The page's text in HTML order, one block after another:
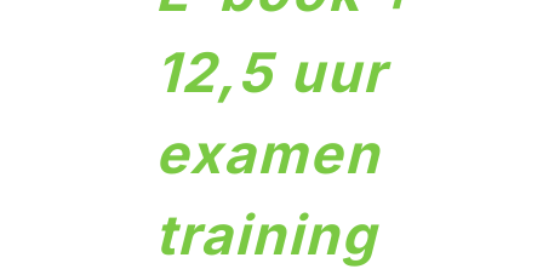
12,5 uur
examen
training